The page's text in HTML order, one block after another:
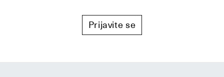
Prijavite se